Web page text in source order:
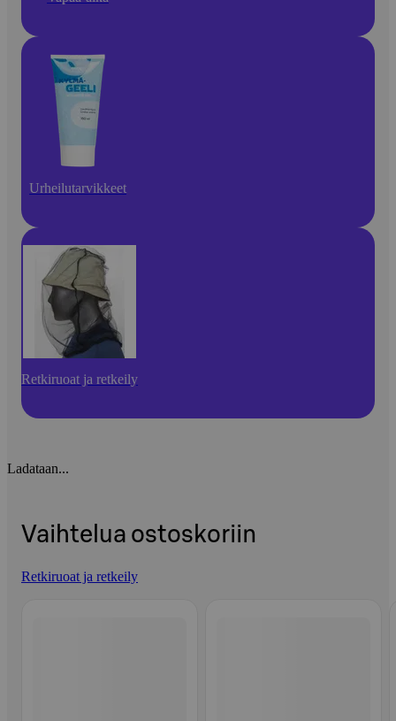
Urheilutarvikkeet
Retkiruoat ja retkeily
Ladataan...
Vaihtelua ostoskoriin
Retkiruoat ja retkeily